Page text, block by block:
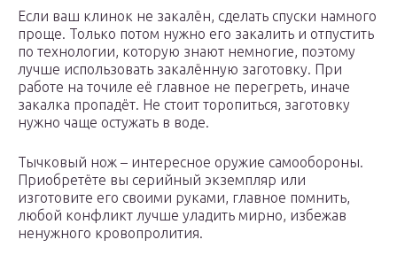
Если ваш клинок не закалён, сделать спуски намного
проще. Только потом нужно его закалить и отпустить
по технологии, которую знают немногие, поэтому
лучше использовать закалённую заготовку. При
работе на точиле её главное не перегреть, иначе
закалка пропадёт. Не стоит торопиться, заготовку
нужно чаще остужать в воде.
Тычковый нож – интересное оружие самообороны.
Приобретёте вы серийный экземпляр или
изготовите его своими руками, главное помнить,
любой конфликт лучше уладить мирно, избежав
ненужного кровопролития.